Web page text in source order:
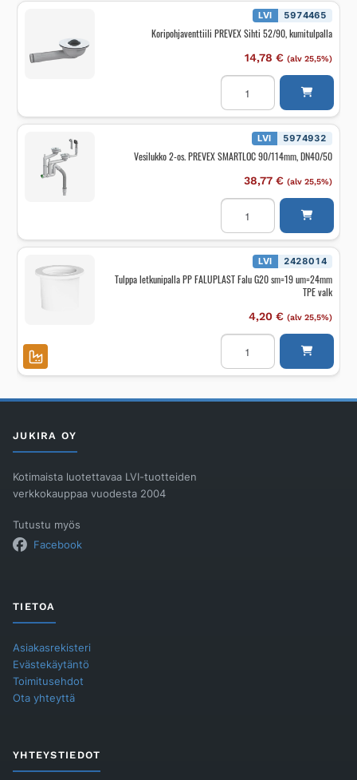
LVI 5974465
Koripohjaventtiili PREVEX Sihti 52/90, kumitulpalla
14,78 € (alv 25,5%)
Koripohjaventtiili
PREVEX
52/90,
kumitulpalla
määrä LVI 5974932
Vesilukko 2-os. PREVEX SMARTLOC 90/114mm, DN40/50
38,77 € (alv 25,5%)
Vesilukko
PREVEX
SMARTLOC
90/114mm,
DN40/50
määrä
LVI 2428014
Tulppa letkunipalla PP FALUPLAST Falu G20 sm=19 um=24mm
TPE valk
4,20 € (alv 25,5%)
Tulppa
letkunipalla
FALUPLAST
sm=19
JUKIRA OY
Kotimaista luotettavaa LVI-tuotteiden
verkkokauppaa vuodesta 2004
Tutustu myös
Facebook
TIETOA
Asiakasrekisteri
Evästekäytäntö
Toimitusehdot
Ota yhteyttä
YHTEYSTIEDOT